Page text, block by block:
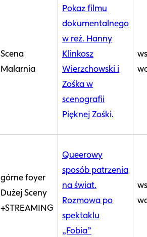
Scena
Malarnia
Pokaz filmu
dokumentalnego
w reż. Hanny
Klinkosz
Wierzchowski i
Zośka w
scenografii
Pięknej Zośki.
górne foyer
Dużej Sceny
+STREAMING
Queerowy
sposób patrzenia
na świat.
Rozmowa po
spektaklu
„Fobia”